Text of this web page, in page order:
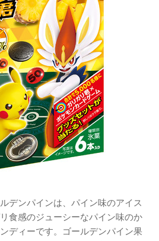
デンパインは、パイン味のアイス
食感のジューシーなパイン味のか
ディーです。ゴールデンパイン果